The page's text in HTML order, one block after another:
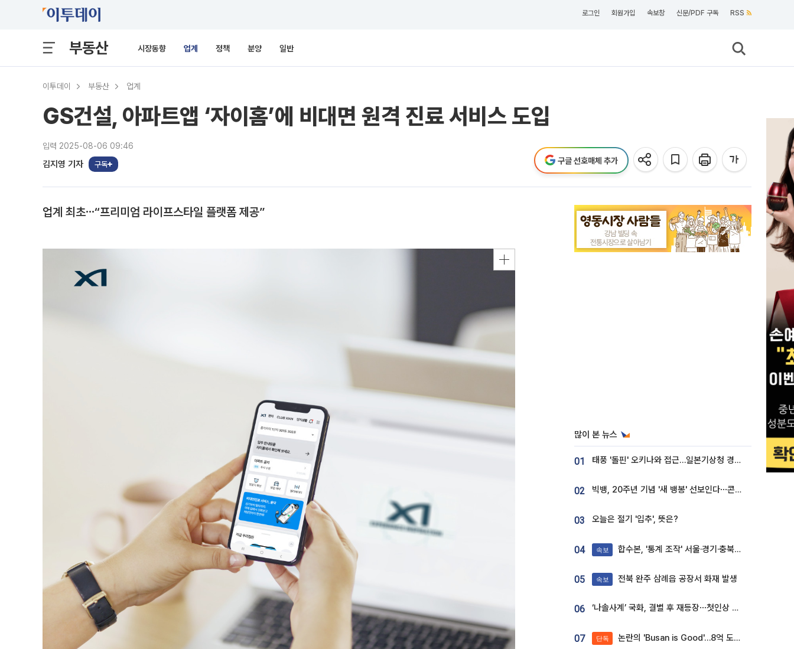
로그인 회원가입 속보창 신문/PDF 구독 RSS
부동산 시장동향 업계 정책 분양 일반
이투데이 부동산 업계
GS건설, 아파트앱 ‘자이홈’에 비대면 원격 진료 서비스 도입
입력 2025-08-06 09:46
김지영 기자 구독 구글 선호매체 추가
업계 최초⋯“프리미엄 라이프스타일 플랫폼 제공”
많이 본 뉴스
01 태풍 '돌핀' 오키나와 접근…일본기상청 경로 업데이트
02 빅뱅, 20주년 기념 '새 뱅봉' 선보인다⋯콘서트 앞두고 팝업 개최
03 오늘은 절기 '입추', 뜻은?
04 속보 합수본, '통계 조작' 서울·경기·충북 선관위 등 추가 압수수색
05 속보 전북 완주 삼례읍 공장서 화재 발생
06 ‘나솔사계’ 국화, 결별 후 재등장⋯첫인상 투표 휩쓸고 ‘인기녀’ 등극
07 단독 논란의 'Busan is Good'…8억 도시브랜드, 용산 대통령실 CI 업체가 수행